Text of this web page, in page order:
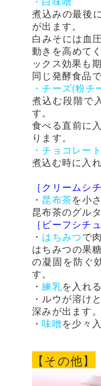
煮込みの最後
が出ます。
白みそには血
動きを高めて
ックス効果も
同じ発酵食品
・チーズ(粉
煮込む段階で
す。
食べる直前に
ります。
・チョコレート
煮込む時に入
［クリームシ
・ 昆布茶を小
昆布茶のグル
［ビーフシチュ
・ はちみつで
はちみつの果
の凝固を防ぐ
す。
・練乳を入れ
・ルウが溶け
深みが出ます。
・味噌を少々
【その他】